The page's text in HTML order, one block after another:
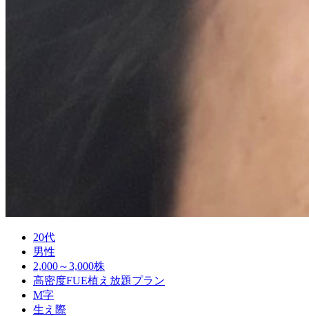
20代
男性
2,000～3,000株
高密度FUE植え放題プラン
M字
生え際